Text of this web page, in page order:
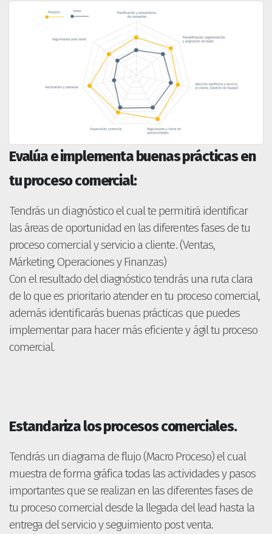
Evalúa e implementa buenas prácticas en
tu proceso comercial:
Tendrás un diagnóstico el cual te permitirá identificar
las áreas de oportunidad en las diferentes fases de tu
proceso comercial y servicio a cliente. (Ventas,
Márketing, Operaciones y Finanzas)
Con el resultado del diagnóstico tendrás una ruta clara
de lo que es prioritario atender en tu proceso comercial,
además identificarás buenas prácticas que puedes
implementar para hacer más eficiente y ágil tu proceso
comercial.
Estandariza los procesos comerciales.
Tendrás un diagrama de flujo (Macro Proceso) el cual
muestra de forma gráfica todas las actividades y pasos
importantes que se realizan en las diferentes fases de
tu proceso comercial desde la llegada del lead hasta la
entrega del servicio y seguimiento post venta.